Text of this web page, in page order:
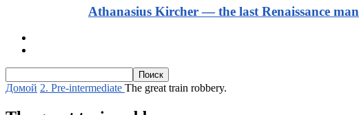
Athanasius Kircher — the last Renaissance man
Домой 2. Pre-intermediate The great train robbery.